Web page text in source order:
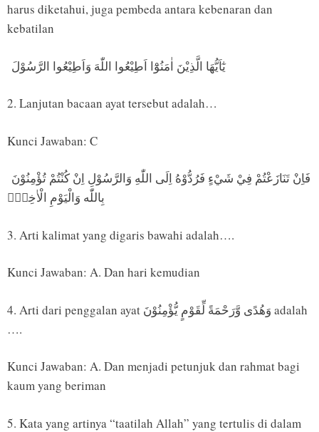
harus diketahui, juga pembeda antara kebenaran dan
kebatilan
يٰٓاَيُّهَا الَّذِيْنَ اٰمَنُوْٓا اَطِيْعُوا اللّٰهَ وَاَطِيْعُوا الرَّسُوْلَ
2. Lanjutan bacaan ayat tersebut adalah…
Kunci Jawaban: C
3. Arti kalimat yang digaris bawahi adalah….
Kunci Jawaban: A. Dan hari kemudian
4. Arti dari penggalan ayat وَهُدًى وَّرَحْمَةً لِّقَوْمٍ يُّؤْمِنُوْنَ adalah
….
Kunci Jawaban: A. Dan menjadi petunjuk dan rahmat bagi
kaum yang beriman
5. Kata yang artinya “taatilah Allah” yang tertulis di dalam